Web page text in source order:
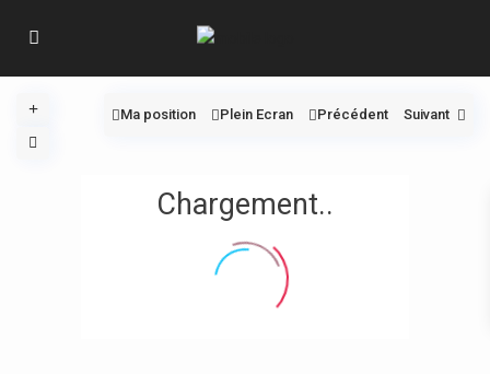
Chargement..
Ma position Plein Ecran Précédent Suivant